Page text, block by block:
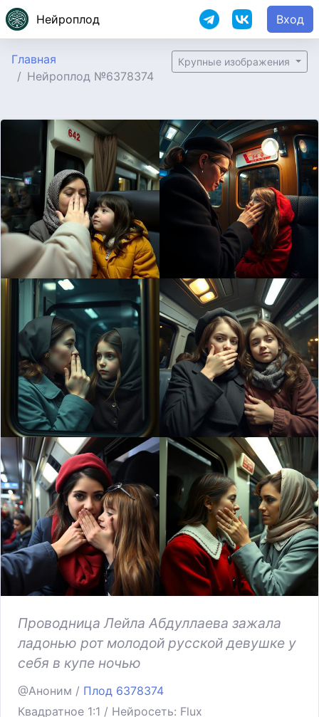
Нейроплод Вход
Главная
Нейроплод №6378374
Крупные изображения
Проводница Лейла Абдуллаева зажала
ладонью рот молодой русской девушке у
себя в купе ночью
@Аноним / Плод 6378374
Квадратное 1:1 / Нейросеть: Flux